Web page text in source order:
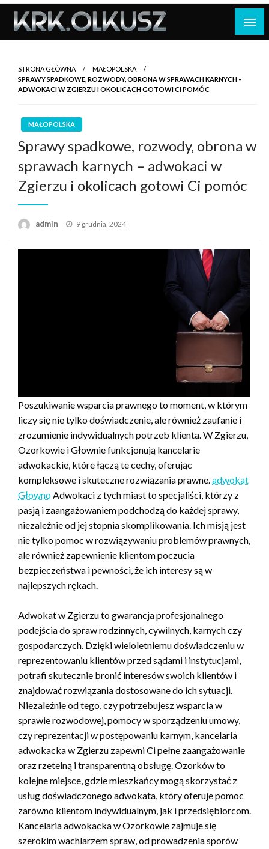
Skip
content
STRONA GŁÓWNA
MAŁOPOLSKA
SPRAWY SPADKOWE, ROZWODY, OBRONA W SPRAWACH KARNYCH –
ADWOKACI W ZGIERZU I OKOLICACH GOTOWI CI POMÓC
MAŁOPOLSKA
Sprawy spadkowe, rozwody, obrona w
sprawach karnych – adwokaci w
Zgierzu i okolicach gotowi Ci pomóc
admin
Opublikowane
9 grudnia, 2024
Poszukiwanie wsparcia prawnego to moment, w którym
liczy się nie tylko doświadczenie, ale również zaufanie i
zrozumienie indywidualnych potrzeb klienta. W Zgierzu,
Ozorkowie i Głownie funkcjonują kancelarie
adwokackie, które łączą te cechy, oferując
kompleksowe i skuteczne rozwiązania prawne.adwokat
GłownoAdwokaci z tych miast to specjaliści, którzy z
pasją i zaangażowaniem podchodzą do każdej sprawy,
niezależnie od jej stopnia skomplikowania. Ich misją jest
nie tylko pomoc w rozwiązywaniu problemów prawnych,
ale również zapewnienie klientom poczucia
bezpieczeństwa i pewności, że ich interesy są w
najlepszych rękach.
Adwokat w Zgierzu to gwarancja profesjonalnego
podejścia do spraw rodzinnych, cywilnych, karnych czy
gospodarczych. Dzięki wieloletniemu doświadczeniu w
reprezentowaniu klientów przed sądami i instytucjami,
potrafi skutecznie bronić interesów swoich klientów i
znajdować rozwiązania dostosowane do ich sytuacji.
Niezależnie od tego, czy potrzebujesz wsparcia w
sprawie rozwodowej, pomocy w sporządzeniu umowy,
czy reprezentacji w postępowaniu karnym, kancelaria
adwokacka w Zgierzu zapewni Ci pełne zaangażowanie
oraz rzetelną i transparentną obsługę. Ozorków to
kolejne miejsce, gdzie mieszkańcy mogą skorzystać z
usług doświadczonego adwokata, który oferuje pomoc
zarówno klientom indywidualnym, jak i przedsiębiorcom.
Kancelaria adwokacka w Ozorkowie zajmuje się
szerokim wachlarzem spraw, od prowadzenia sporów